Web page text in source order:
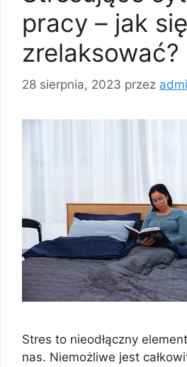
pracy – jak
zrelaksować?
28 sierpnia, 2023 przez
Stres to nieodłączny
nas. Niemożliwe jest